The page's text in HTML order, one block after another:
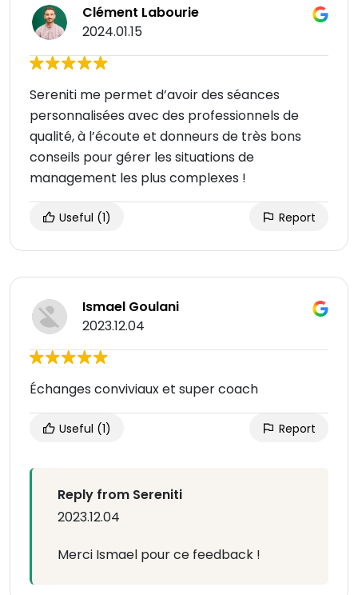
Clément Labourie
2024.01.15
Sereniti me permet d’avoir des séances
personnalisées avec des professionnels de
qualité, à l’écoute et donneurs de très bons
conseils pour gérer les situations de
management les plus complexes !
Useful (1) Report
Ismael Goulani
2023.12.04
Échanges conviviaux et super coach
Useful (1) Report
Reply from Sereniti
2023.12.04
Merci Ismael pour ce feedback !